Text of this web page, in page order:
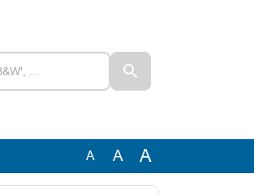
A A A